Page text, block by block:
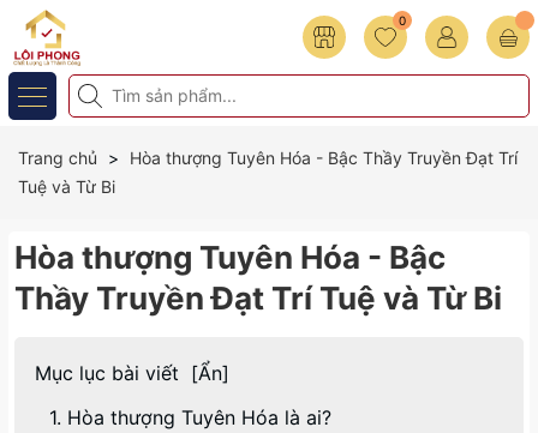
0
Trang chủ
Hòa thượng Tuyên Hóa - Bậc Thầy Truyền Đạt Trí
Tuệ và Từ Bi
Hòa thượng Tuyên Hóa - Bậc
Thầy Truyền Đạt Trí Tuệ và Từ Bi
Mục lục bài viết [Ẩn]
1. Hòa thượng Tuyên Hóa là ai?